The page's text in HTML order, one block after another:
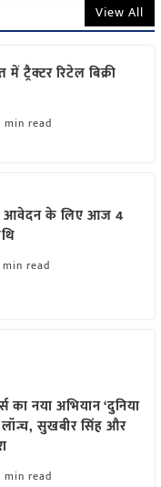
View All
ट्रैक्टर रिटेल बिक्री
min read
आवेदन के लिए आज 4
min read
का नया अभियान ‘दुनिया
सुखबीर सिंह और
min read